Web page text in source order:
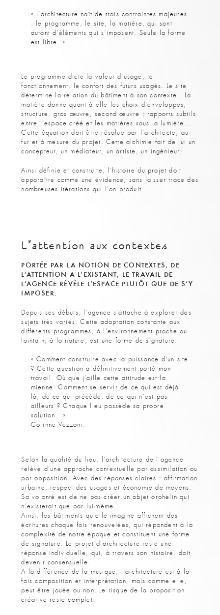
« L’architecture naît de trois contraintes majeures
: le programme, le site, la matière, qui sont
autant d’éléments qui s’imposent. Seule la forme
est libre. »
Le programme dicte la valeur d’usage, le
fonctionnement, le confort des futurs usagés. Le site
détermine la relation du bâtiment à son contexte . La
matière donne quant à elle les choix d’enveloppes,
structure, gros œuvre, second œuvre ; rapports subtils
entre l’espace créé et les matières sous la lumière…
Cette équation doit être résolue par l’architecte, au
fur et à mesure du projet. Cette alchimie fait de lui un
concepteur, un médiateur, un artiste, un ingénieur.
Ainsi définie et construite, l’histoire du projet doit
apparaître comme une évidence, sans laisser trace des
nombreuses itérations qui l’on produit.
L’attention aux contextes
PORTÉE PAR LA NOTION DE CONTEXTES, DE
L’ATTENTION A L’EXISTANT, LE TRAVAIL DE
L’AGENCE RÉVÈLE L’ESPACE PLUTÔT QUE DE S’Y
IMPOSER.
Depuis ses débuts, l’agence s’attache à explorer des
sujets très variés. Cette adaptation constante aux
différents programmes, à l’environnement proche ou
lointain, à la nature, est une forme de signature.
« Comment construire avec la puissance d’un site
? Cette question a définitivement porté mon
travail. Où que j’aille cette attitude est la
mienne. Comment se servir de ce qui est déjà
là, de ce qui précède, de ce qui n’est pas
ailleurs ? Chaque lieu possède sa propre
solution. »
Corinne Vezzoni.
Selon la qualité du lieu, l’architecture de l’agence
relève d’une approche contextuelle par assimilation ou
par opposition. Avec des réponses claires : affirmation
urbaine, respect des usages et économie de moyens.
Sa volonté est de ne pas créer un objet orphelin qui
n’existerait que par lui-même.
Ainsi, les bâtiments qu’elle imagine affichent des
écritures chaque fois renouvelées, qui répondent à la
complexité de notre époque et constituent une forme
de signature. Le projet d’architecture reste une
réponse individuelle, qui, à travers son histoire, doit
devenir consensuelle.
A la différence de la musique, l’architecture est à la
fois composition et interprétation, mais comme elle,
peut être jouée ou non. Le risque de la proposition
créative reste complet.